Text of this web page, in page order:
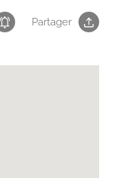
Partager